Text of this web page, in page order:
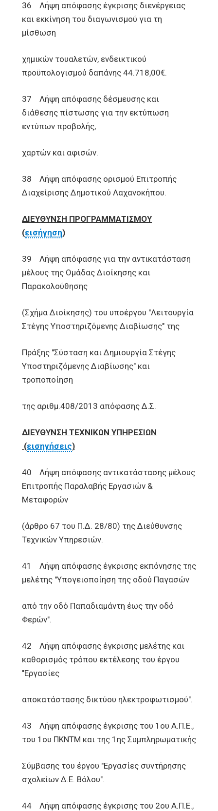
36 Λήψη απόφασης έγκρισης διενέργειας
και εκκίνηση του διαγωνισμού για τη
μίσθωση
χημικών τουαλετών, ενδεικτικού
προϋπολογισμού δαπάνης 44.718,00€.
37 Λήψη απόφασης δέσμευσης και
διάθεσης πίστωσης για την εκτύπωση
εντύπων προβολής,
χαρτών και αφισών.
38 Λήψη απόφασης ορισμού Επιτροπής
Διαχείρισης Δημοτικού Λαχανοκήπου.
ΔΙΕΥΘΥΝΣΗ ΠΡΟΓΡΑΜΜΑΤΙΣΜΟΥ
(εισήγηση)
39 Λήψη απόφασης για την αντικατάσταση
μέλους της Ομάδας Διοίκησης και
Παρακολούθησης
(Σχήμα Διοίκησης) του υποέργου "Λειτουργία
Στέγης Υποστηριζόμενης Διαβίωσης" της
Πράξης "Σύσταση και Δημιουργία Στέγης
Υποστηριζόμενης Διαβίωσης" και
τροποποίηση
της αριθμ.408/2013 απόφασης Δ.Σ.
ΔΙΕΥΘΥΝΣΗ ΤΕΧΝΙΚΩΝ ΥΠΗΡΕΣΙΩΝ
(εισηγήσεις)
40 Λήψη απόφασης αντικατάστασης μέλους
Επιτροπής Παραλαβής Εργασιών &
Μεταφορών
(άρθρο 67 του Π.Δ. 28/80) της Διεύθυνσης
Τεχνικών Υπηρεσιών.
41 Λήψη απόφασης έγκρισης εκπόνησης της
μελέτης "Υπογειοποίηση της οδού Παγασών
από την οδό Παπαδιαμάντη έως την οδό
Φερών".
42 Λήψη απόφασης έγκρισης μελέτης και
καθορισμός τρόπου εκτέλεσης του έργου
"Εργασίες
αποκατάστασης δικτύου ηλεκτροφωτισμού".
43 Λήψη απόφασης έγκρισης του 1ου Α.Π.Ε.,
του 1ου ΠΚΝΤΜ και της 1ης Συμπληρωματικής
Σύμβασης του έργου "Εργασίες συντήρησης
σχολείων Δ.Ε. Βόλου".
44 Λήψη απόφασης έγκρισης του 2ου Α.Π.Ε.,